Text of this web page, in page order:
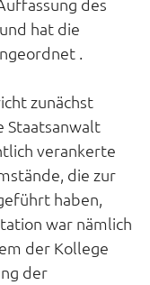
des
hat die
.
zunächst
Staatsanwalt
verankerte
die zur
haben,
war nämlich
der Kollege
der